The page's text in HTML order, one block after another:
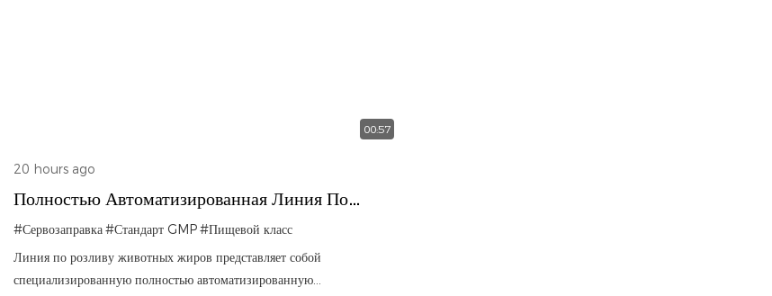
00:57
20 hours ago
Полностью Автоматизированная Линия По
Розливу Животного Масла
#Сервозаправка#Стандарт GMP#Пищевой класс
Линия по розливу животных жиров представляет собой
специализированную полностью автоматизированную